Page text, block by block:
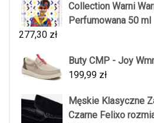
Collection Warni
Perfumowana 50 ml
277,30 zł
Buty CMP - Joy
199,99 zł
Męskie Klasyczne
Czarne Felixo